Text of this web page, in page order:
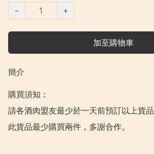
−
+
加至購物車
簡介
購買須知：
請各酒肉盟友最少於一天前預訂以上貨品
此貨品最少購買兩件，多謝合作。